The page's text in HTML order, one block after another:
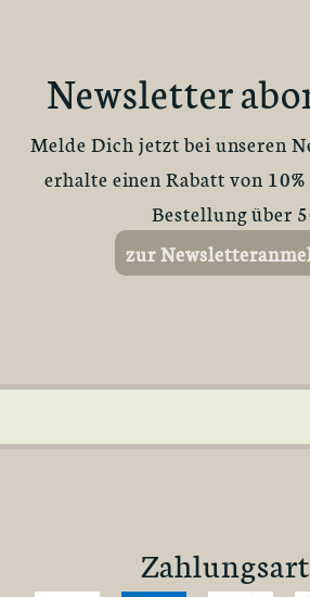
Newsletter
Melde Dich jetzt bei unseren
erhalte einen Rabatt von
Bestellung über
zur